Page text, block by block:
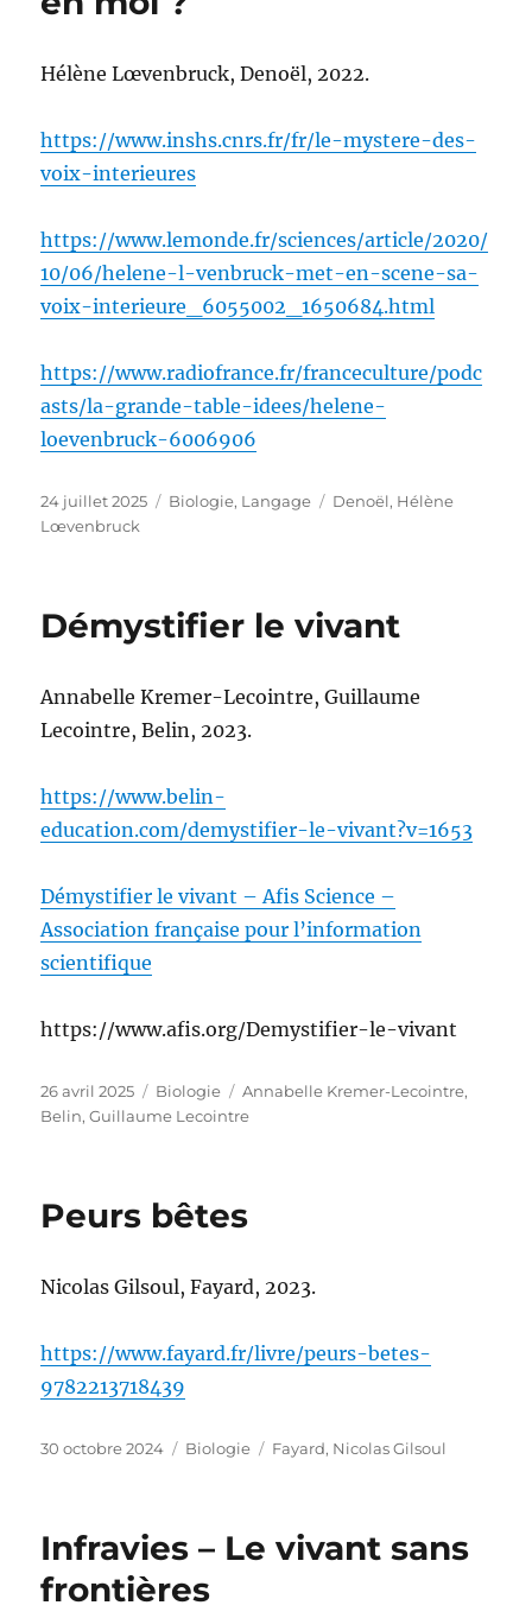
Hélène Lœvenbruck, Denoël, 2022.
https://www.inshs.cnrs.fr/fr/le-mystere-des-
voix-interieures
https://www.lemonde.fr/sciences/article/2020/
10/06/helene-l-venbruck-met-en-scene-sa-
voix-interieure_6055002_1650684.html
https://www.radiofrance.fr/franceculture/podc
asts/la-grande-table-idees/helene-
loevenbruck-6006906
Publié
le
24 juillet 2025 Catégories
Biologie, Langage Étiquettes
Denoël, Hélène
Lœvenbruck
Démystifier le vivant
Annabelle Kremer-Lecointre, Guillaume
Lecointre, Belin, 2023.
https://www.belin-
education.com/demystifier-le-vivant?v=1653
Démystifier le vivant – Afis Science –
Association française pour l’information
scientifique
https://www.afis.org/Demystifier-le-vivant
Publié
le
26 avril 2025 Catégories
Biologie Étiquettes
Annabelle Kremer-Lecointre,
Belin,Guillaume Lecointre
Peurs bêtes
Nicolas Gilsoul, Fayard, 2023.
https://www.fayard.fr/livre/peurs-betes-
9782213718439
Publié
30 octobre 2024 Catégories
Biologie Étiquettes
Fayard, Nicolas Gilsoul
Infravies – Le vivant sans
frontières